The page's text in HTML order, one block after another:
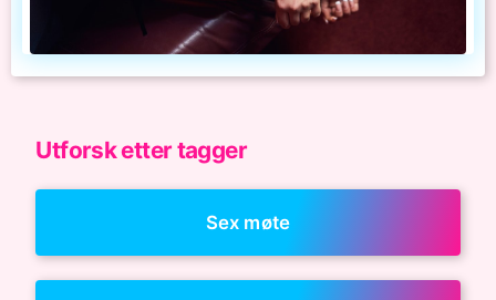
Utforsk etter tagger
Sex møte